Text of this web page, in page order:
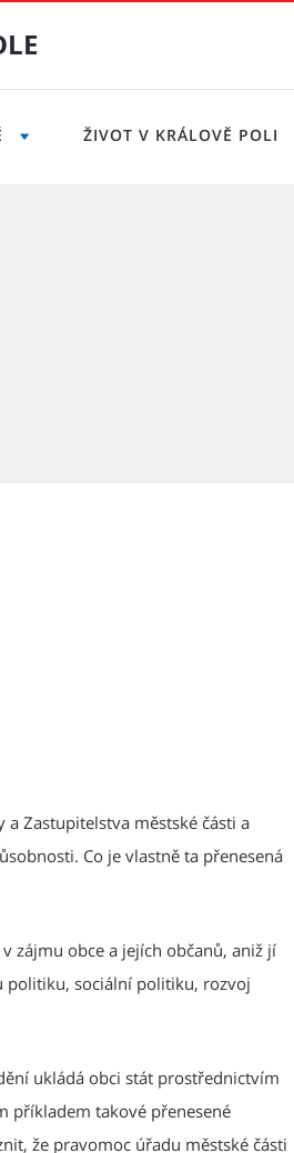
ŽIVOT V KRÁLOVĚ POLI
Zastupitelstva městské části a
Co je vlastně ta přenesená
zájmu obce a jejích občanů, aniž jí
politiku, sociální politiku, rozvoj
ukládá obci stát prostřednictvím
příkladem takové přenesené
že pravomoc úřadu městské části